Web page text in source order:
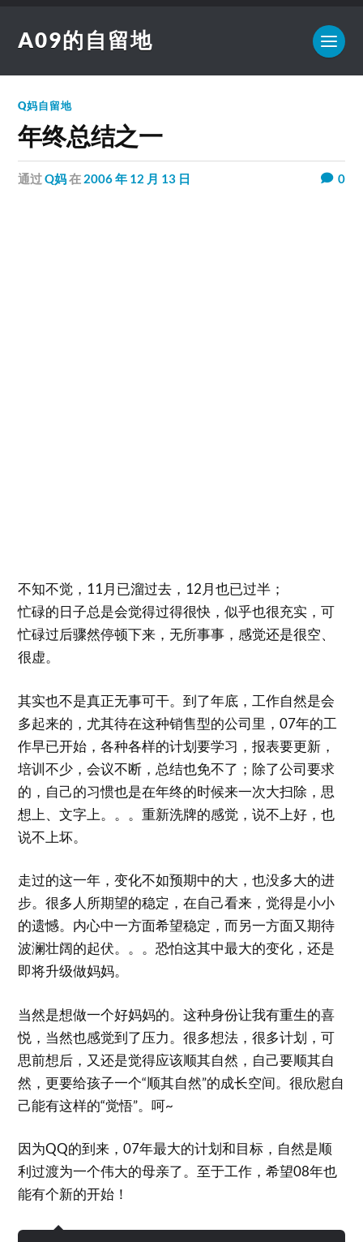
A09的自留地
Q妈自留地
年终总结之一
通过Q妈在 2006 年 12 月 13 日 0
不知不觉，11月已溜过去，12月也已过半；
忙碌的日子总是会觉得过得很快，似乎也很充实，可
忙碌过后骤然停顿下来，无所事事，感觉还是很空、
很虚。
其实也不是真正无事可干。到了年底，工作自然是会
多起来的，尤其待在这种销售型的公司里，07年的工
作早已开始，各种各样的计划要学习，报表要更新，
培训不少，会议不断，总结也免不了；除了公司要求
的，自己的习惯也是在年终的时候来一次大扫除，思
想上、文字上。。。重新洗牌的感觉，说不上好，也
说不上坏。
走过的这一年，变化不如预期中的大，也没多大的进
步。很多人所期望的稳定，在自己看来，觉得是小小
的遗憾。内心中一方面希望稳定，而另一方面又期待
波澜壮阔的起伏。。。恐怕这其中最大的变化，还是
即将升级做妈妈。
当然是想做一个好妈妈的。这种身份让我有重生的喜
悦，当然也感觉到了压力。很多想法，很多计划，可
思前想后，又还是觉得应该顺其自然，自己要顺其自
然，更要给孩子一个“顺其自然”的成长空间。很欣慰自
己能有这样的“觉悟”。呵~
因为QQ的到来，07年最大的计划和目标，自然是顺
利过渡为一个伟大的母亲了。至于工作，希望08年也
能有个新的开始！